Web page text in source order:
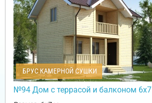
БРУС КАМЕРНОЙ СУШКИ
№94 Дом с террасой и балконом 6х7